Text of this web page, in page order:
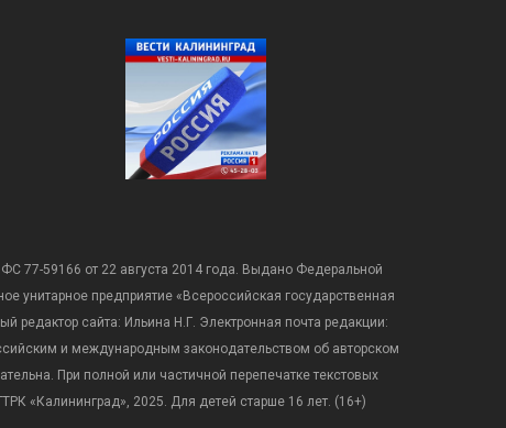
77-59166 от 22 августа 2014 года. Выдано Федеральной
унитарное предприятие «Всероссийская государственная
редактор сайта: Ильина Н.Г. Электронная почта редакции:
и международным законодательством об авторском
При полной или частичной перепечатке текстовых
«Калининград», 2025. Для детей старше 16 лет. (16+)